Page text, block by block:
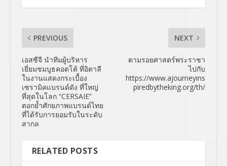
PREVIOUS
เอสซีจี นำทีมผู้บริหาร
เยี่ยมชมบูธคอตโต้ ที่อิตาลี
ในงานแสดงกระเบื้อง
เซรามิคแบรนด์ดัง ที่ใหญ่
ที่สุดในโลก “CERSAIE”
ตอกย้ำศักยภาพแบรนด์ไทย
ที่ได้รับการยอมรับในระดับ
สากล
NEXT
ตามรอยศาสตร์พระราชา
ไปกับ
https://www.ajourneyins
piredbytheking.org/th/
RELATED POSTS